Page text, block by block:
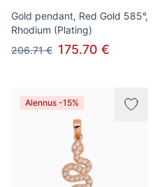
Gold pendant, Red Gold 585°,
Rhodium (Plating)
206.71 € 175.70 €
Alennus -15%